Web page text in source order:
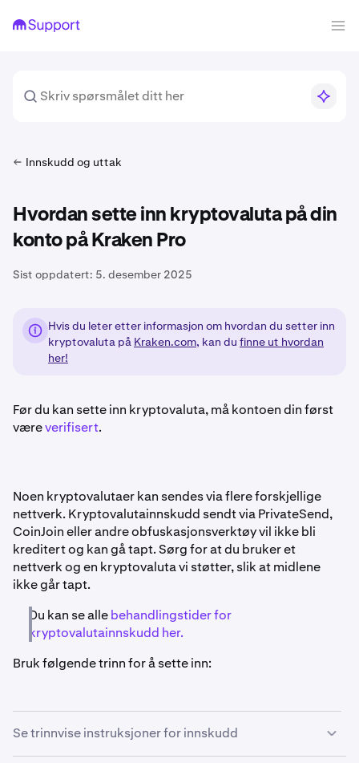
Innskudd og uttak
Hvordan sette inn kryptovaluta på din
konto på Kraken Pro
Sist oppdatert: 5. desember 2025
Hvis du leter etter informasjon om hvordan du setter inn
kryptovaluta på Kraken.com, kan du finne ut hvordan
her!
Før du kan sette inn kryptovaluta, må kontoen din først
væreverifisert.
Noen kryptovalutaer kan sendes via flere forskjellige
nettverk. Kryptovalutainnskudd sendt via PrivateSend,
CoinJoin eller andre obfuskasjonsverktøy vil ikke bli
kreditert og kan gå tapt. Sørg for at du bruker et
nettverk og en kryptovaluta vi støtter, slik at midlene
ikke går tapt.
Du kan se allebehandlingstider for
kryptovalutainnskudd her.
Bruk følgende trinn for å sette inn:
Se trinnvise instruksjoner for innskudd